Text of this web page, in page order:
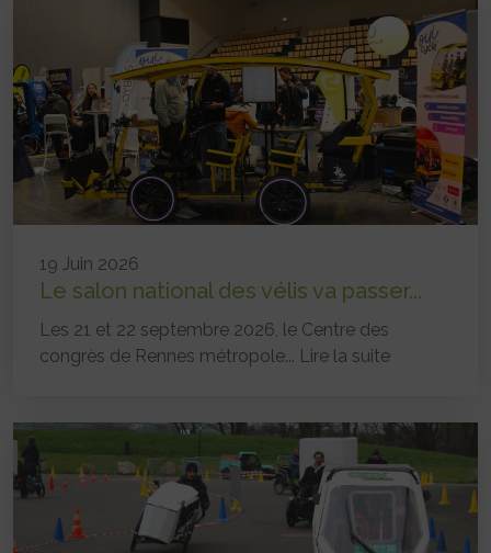
19 Juin 2026
Le salon national des vélis va passer...
Les 21 et 22 septembre 2026, le Centre des
congrès de Rennes métropole... Lire la suite